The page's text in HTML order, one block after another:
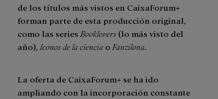
de los títulos más vistos en CaixaForum+
forman parte de esta producción original,
como las series Booklovers (lo más visto del
año), Iconos de la ciencia o Fanzilona.
La oferta de CaixaForum+ se ha ido
ampliando con la incorporación constante